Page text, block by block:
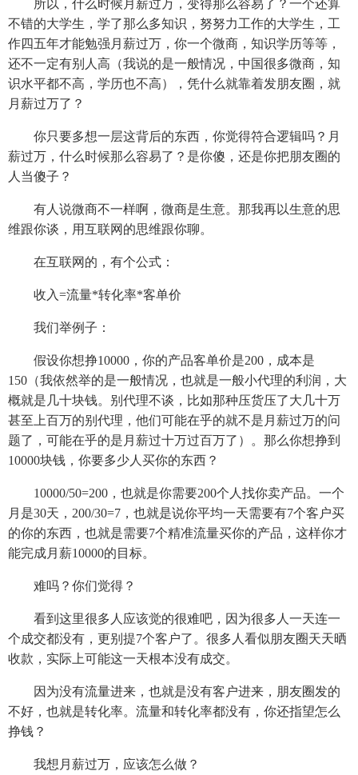
所以，什么时候月薪过万，变得那么容易了？一个还算
不错的大学生，学了那么多知识，努努力工作的大学生，工
作四五年才能勉强月薪过万，你一个微商，知识学历等等，
还不一定有别人高（我说的是一般情况，中国很多微商，知
识水平都不高，学历也不高），凭什么就靠着发朋友圈，就
月薪过万了？
你只要多想一层这背后的东西，你觉得符合逻辑吗？月
薪过万，什么时候那么容易了？是你傻，还是你把朋友圈的
人当傻子？
有人说微商不一样啊，微商是生意。那我再以生意的思
维跟你谈，用互联网的思维跟你聊。
在互联网的，有个公式：
收入=流量*转化率*客单价
我们举例子：
假设你想挣10000，你的产品客单价是200，成本是
150（我依然举的是一般情况，也就是一般小代理的利润，大
概就是几十块钱。别代理不谈，比如那种压货压了大几十万
甚至上百万的别代理，他们可能在乎的就不是月薪过万的问
题了，可能在乎的是月薪过十万过百万了）。那么你想挣到
10000块钱，你要多少人买你的东西？
10000/50=200，也就是你需要200个人找你卖产品。一个
月是30天，200/30=7，也就是说你平均一天需要有7个客户买
的你的东西，也就是需要7个精准流量买你的产品，这样你才
能完成月薪10000的目标。
难吗？你们觉得？
看到这里很多人应该觉的很难吧，因为很多人一天连一
个成交都没有，更别提7个客户了。很多人看似朋友圈天天晒
收款，实际上可能这一天根本没有成交。
因为没有流量进来，也就是没有客户进来，朋友圈发的
不好，也就是转化率。流量和转化率都没有，你还指望怎么
挣钱？
我想月薪过万，应该怎么做？